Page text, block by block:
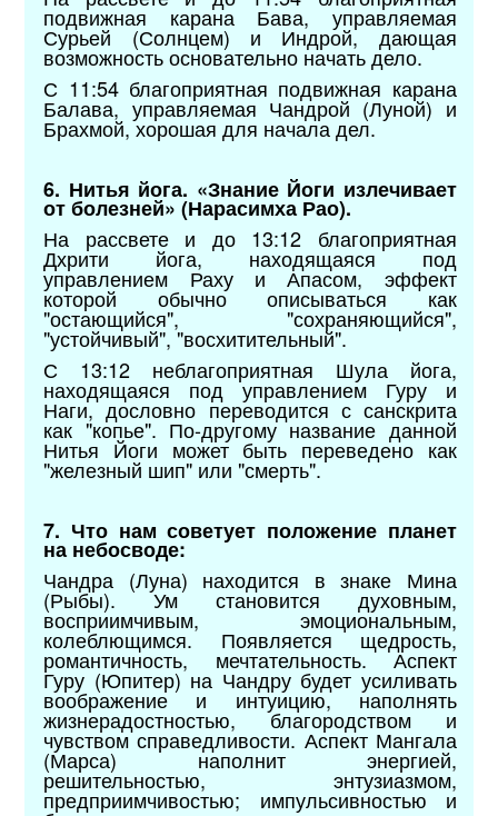
подвижная карана Бава, управляемая
Сурьей (Солнцем) и Индрой, дающая
возможность основательно начать дело.
С 11:54 благоприятная подвижная карана
Балава, управляемая Чандрой (Луной) и
Брахмой, хорошая для начала дел.
6. Нитья йога. «Знание Йоги излечивает
от болезней» (Нарасимха Рао).
На рассвете и до 13:12 благоприятная
Дхрити йога, находящаяся под
управлением Раху и Апасом, эффект
которой обычно описываться как
"остающийся", "сохраняющийся",
"устойчивый", "восхитительный".
С 13:12 неблагоприятная Шула йога,
находящаяся под управлением Гуру и
Наги, дословно переводится с санскрита
как "копье". По-другому название данной
Нитья Йоги может быть переведено как
"железный шип" или "смерть".
7. Что нам советует положение планет
на небосводе:
Чандра (Луна) находится в знаке Мина
(Рыбы). Ум становится духовным,
восприимчивым, эмоциональным,
колеблющимся. Появляется щедрость,
романтичность, мечтательность. Аспект
Гуру (Юпитер) на Чандру будет усиливать
воображение и интуицию, наполнять
жизнерадостностью, благородством и
чувством справедливости. Аспект Мангала
(Марса) наполнит энергией,
решительностью, энтузиазмом,
предприимчивостью; импульсивностью и